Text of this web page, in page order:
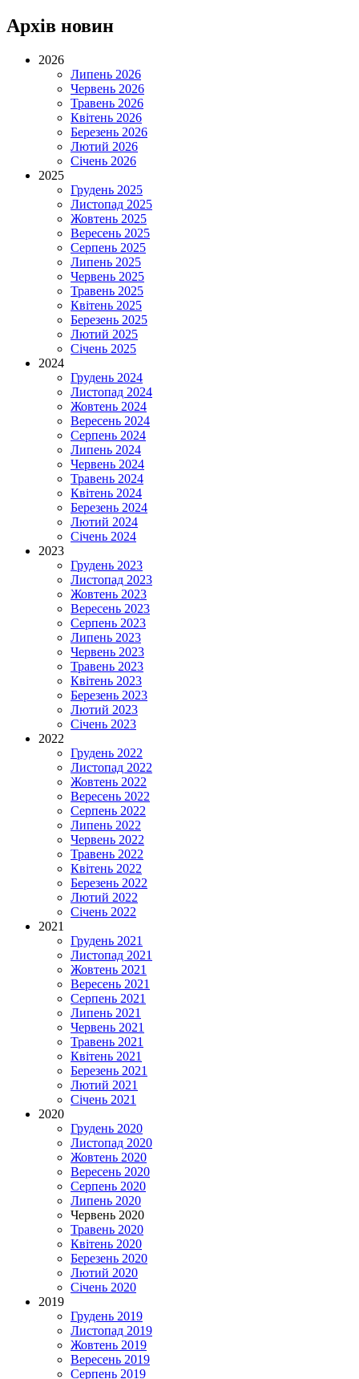
Архів новин
2026
Липень 2026
Червень 2026
Травень 2026
Квітень 2026
Березень 2026
Лютий 2026
Січень 2026
2025
Грудень 2025
Листопад 2025
Жовтень 2025
Вересень 2025
Серпень 2025
Липень 2025
Червень 2025
Травень 2025
Квітень 2025
Березень 2025
Лютий 2025
Січень 2025
2024
Грудень 2024
Листопад 2024
Жовтень 2024
Вересень 2024
Серпень 2024
Липень 2024
Червень 2024
Травень 2024
Квітень 2024
Березень 2024
Лютий 2024
Січень 2024
2023
Грудень 2023
Листопад 2023
Жовтень 2023
Вересень 2023
Серпень 2023
Липень 2023
Червень 2023
Травень 2023
Квітень 2023
Березень 2023
Лютий 2023
Січень 2023
2022
Грудень 2022
Листопад 2022
Жовтень 2022
Вересень 2022
Серпень 2022
Липень 2022
Червень 2022
Травень 2022
Квітень 2022
Березень 2022
Лютий 2022
Січень 2022
2021
Грудень 2021
Листопад 2021
Жовтень 2021
Вересень 2021
Серпень 2021
Липень 2021
Червень 2021
Травень 2021
Квітень 2021
Березень 2021
Лютий 2021
Січень 2021
2020
Грудень 2020
Листопад 2020
Жовтень 2020
Вересень 2020
Серпень 2020
Липень 2020
Червень 2020
Травень 2020
Квітень 2020
Березень 2020
Лютий 2020
Січень 2020
2019
Грудень 2019
Листопад 2019
Жовтень 2019
Вересень 2019
Серпень 2019